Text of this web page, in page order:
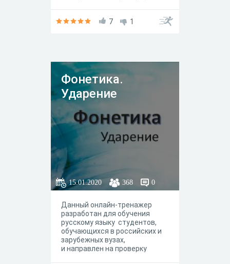
формирование у студентов
7 1
Фонетика.
Ударение
15.01.2020 368 0
Данный онлайн-тренажер
разработан для обучения
русскому языку студентов,
обучающихся в российских и
зарубежных вузах,
и направлен на проверку